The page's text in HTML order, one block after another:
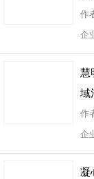
作
企
慧
域
作
企
凝